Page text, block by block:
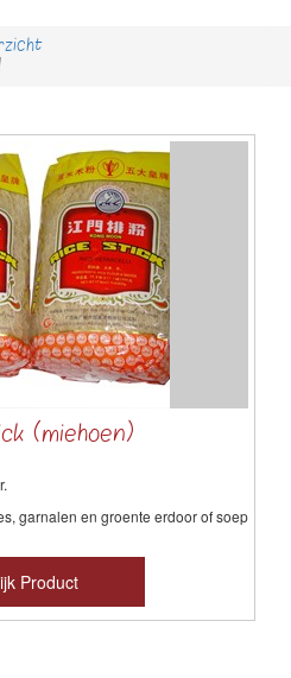
(miehoen)
garnalen en groente erdoor of soep
Product